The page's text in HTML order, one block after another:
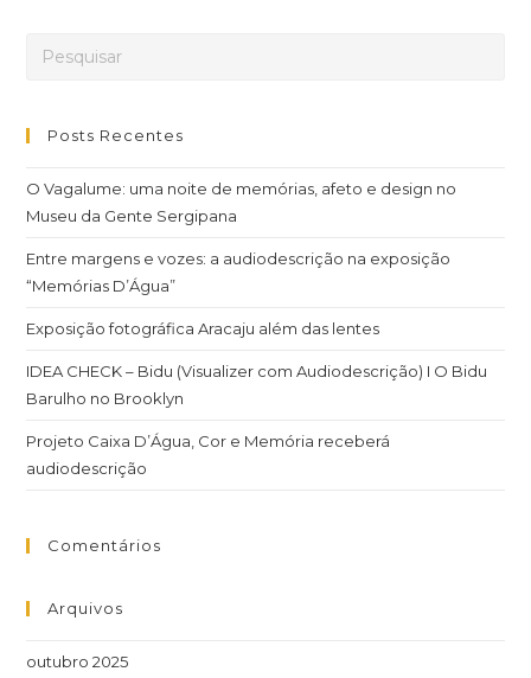
Posts Recentes
O Vagalume: uma noite de memórias, afeto e design no
Museu da Gente Sergipana
Entre margens e vozes: a audiodescrição na exposição
“Memórias D’Água”
Exposição fotográfica Aracaju além das lentes
IDEA CHECK – Bidu (Visualizer com Audiodescrição) I O Bidu
Barulho no Brooklyn
Projeto Caixa D’Água, Cor e Memória receberá
audiodescrição
Comentários
Arquivos
outubro 2025